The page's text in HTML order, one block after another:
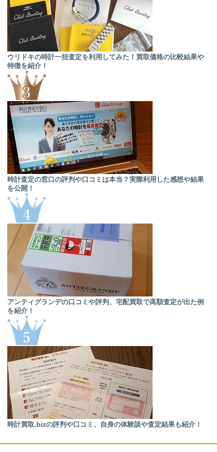
ウリドキの時計一括査定を利用してみた！買取価格の比較結果や
特徴を紹介！
時計査定の窓口の評判や口コミは本当？実際利用した感想や結果
を公開！
アンティグランデの口コミや評判、宅配買取で高額査定が出た例
を紹介！
時計買取.bizの評判や口コミ、自身の体験談や査定結果も紹介！